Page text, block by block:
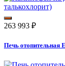
263 993 ₽
Печь отопительная